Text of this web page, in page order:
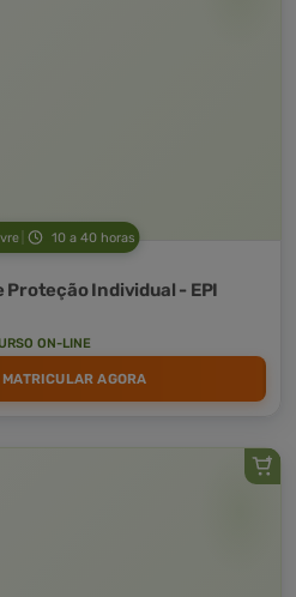
10 a 40 horas
Proteção Individual - EPI
ON-LINE
MATRICULAR AGORA